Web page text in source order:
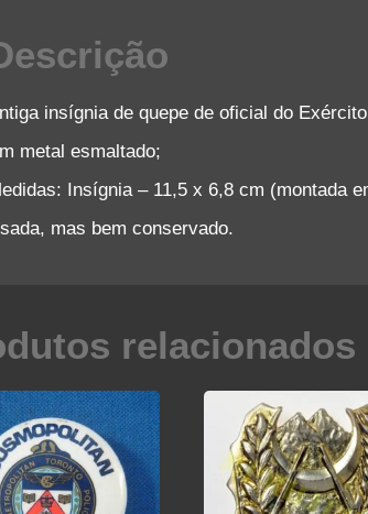
insígnia de quepe de oficial do
metal esmaltado;
Insígnia – 11,5 x 6,8 cm (montada
mas bem conservado.
relacionados